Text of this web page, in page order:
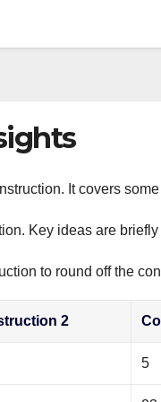
It covers
Key ideas are
to round off the
2
5